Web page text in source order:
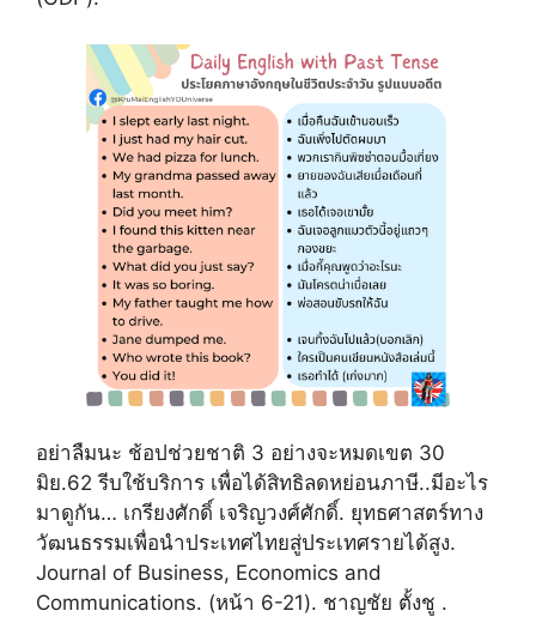
อย่าลืมนะ ช้อปช่วยชาติ 3 อย่างจะหมดเขต 30
มิย.62 รีบใช้บริการ เพื่อได้สิทธิลดหย่อนภาษี..มีอะไร
มาดูกัน… เกรียงศักดิ์ เจริญวงศ์ศักดิ์. ยุทธศาสตร์ทาง
วัฒนธรรมเพื่อนำประเทศไทยสู่ประเทศรายได้สูง.
Journal of Business, Economics and
Communications. (หน้า 6-21). ชาญชัย ตั้งชู .